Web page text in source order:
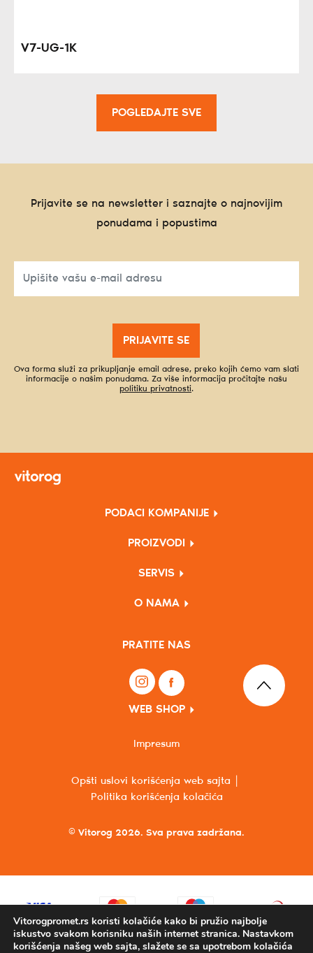
V7-UG-1K
POGLEDAJTE SVE
Prijavite se na newsletter i saznajte o najnovijim
ponudama i popustima
PRIJAVITE SE
Ova forma služi za prikupljanje email adrese, preko kojih ćemo vam slati
informacije o našim ponudama. Za više informacija pročitajte našu
politiku privatnosti.
PODACI KOMPANIJE
PROIZVODI
SERVIS
O NAMA
PRATITE NAS
WEB SHOP
© Vitorog 2026. Sva prava zadržana.
Opšti uslovi korišćenja web sajta
Politika korišćenja kolačića
Impresum
Vitorogpromet.rs koristi kolačiće kako bi pružio najbolje
iskustvo svakom korisniku naših internet stranica. Nastavkom
korišćenja našeg web sajta, slažete se sa upotrebom kolačića